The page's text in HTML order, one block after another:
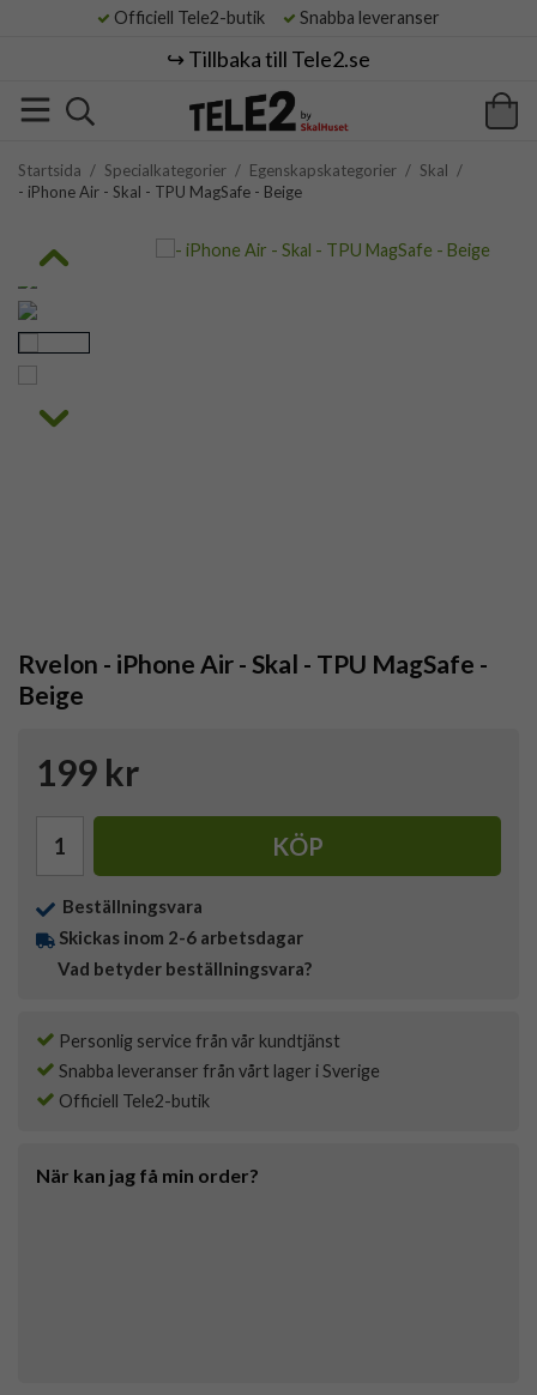
Officiell Tele2-butik Snabba leveranser
↪️ Tillbaka till Tele2.se
Startsida / Specialkategorier / Egenskapskategorier / Skal /
- iPhone Air - Skal - TPU MagSafe - Beige
Rvelon - iPhone Air - Skal - TPU MagSafe -
Beige
199 kr
KÖP
Beställningsvara
Skickas inom 2-6 arbetsdagar
Vad betyder beställningsvara?
Personlig service från vår kundtjänst
Snabba leveranser från vårt lager i Sverige
Officiell Tele2-butik
När kan jag få min order?